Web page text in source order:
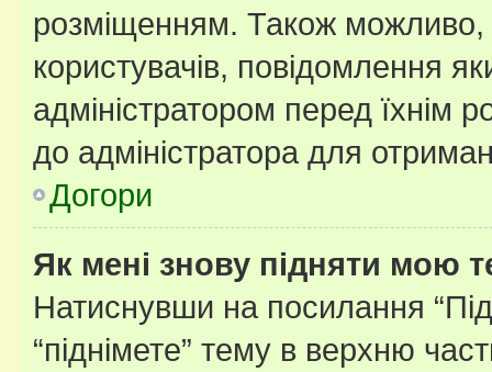
розміщенням. Також можливо,
користувачів, повідомлення
адміністратором перед їхнім
до адміністратора для
Догори
Як мені знову підняти мою
Натиснувши на посилання
“піднімете” тему в верхню